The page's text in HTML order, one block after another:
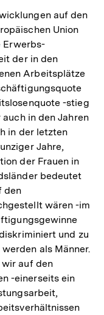
auf den
Union
Erwerbs-
der in den
Arbeitsplätze
-stieg
in den Jahren
in der letzten
Jahre,
der Frauen in
bedeutet
den
wären -im
und zu
als Männer.
auf den
-einerseits ein